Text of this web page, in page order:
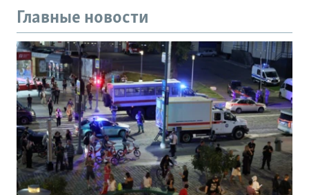
Главные новости